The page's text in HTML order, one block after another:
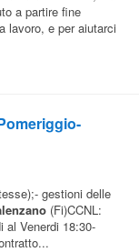
a partire fine
lavoro, e per aiutarci
gestioni delle
(Fi)CCNL:
al Venerdi 18:30-